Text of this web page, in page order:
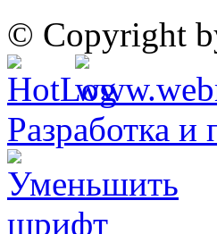
© Copyright
Разработка и